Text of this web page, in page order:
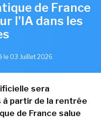
de France
l'IA dans les
le 03 Juillet 2026
sera
à partir de la rentrée
de France salue